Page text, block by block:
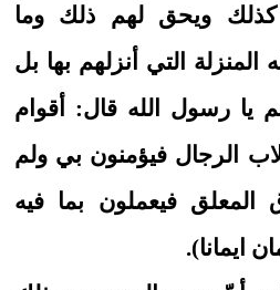
كذلك ويحق لهم ذلك وما
المنزلة التي أنزلهم بها بل
يا رسول الله قال: أقوام
الرجال فيؤمنون بي ولم
المعلق فيعملون بما فيه
ايمانا).